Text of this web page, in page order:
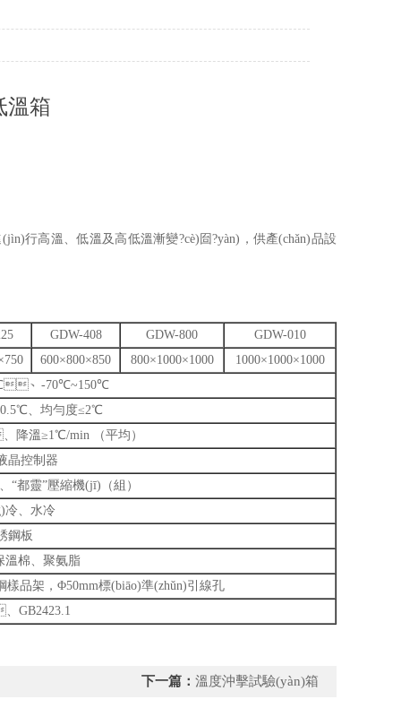
溫箱
高溫、低溫及高低溫漸變?cè)囼?yàn)，供產(chǎn)品設
GDW-408 GDW-800
GDW-010
600×800×850 800×1000×1000
1000×1000×1000
、-70℃~150℃
、均勻度≤2℃
溫≥1℃/min （平均）
晶控制器
、“都靈”壓縮機(jī)（組）
、水冷
鋼板
溫棉、聚氨脂
樣品架，Φ50mm標(biāo)準(zhǔn)引線孔
、GB2423.1
下一篇： 溫度沖擊試驗(yàn)箱